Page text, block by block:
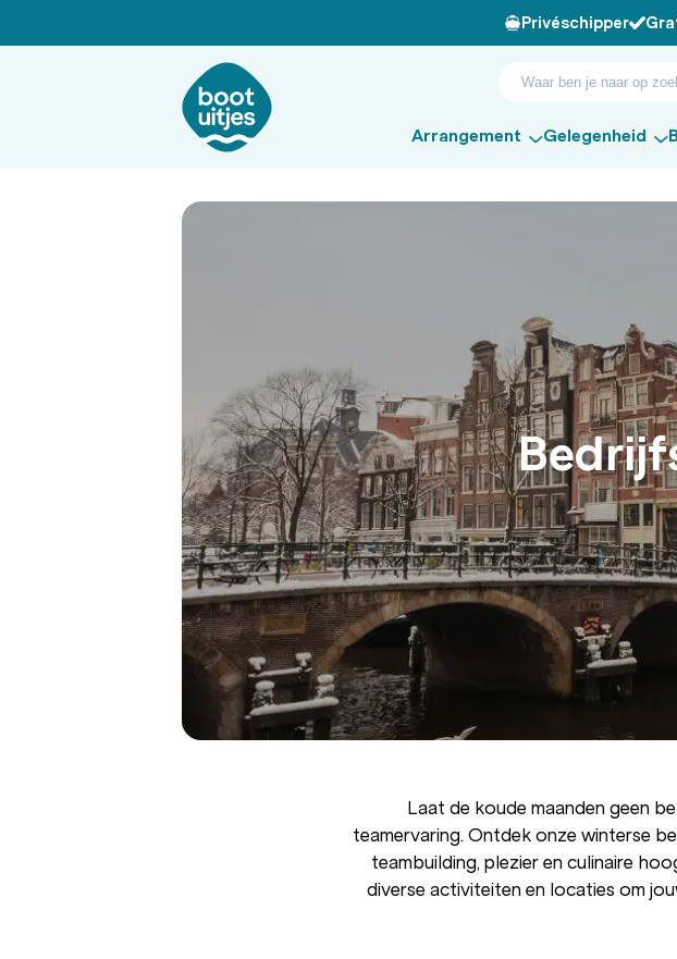
Privéschipper
Arrangement Gelegenheid
Laat de koude maanden geen
teamervaring. Ontdek onze winterse
teambuilding, plezier en culinaire
diverse activiteiten en locaties om